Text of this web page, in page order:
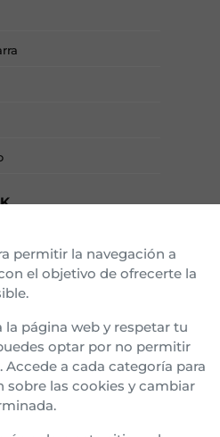
permitir la navegación a
el objetivo de ofrecerte la
la página web y respetar tu
optar por no permitir
a cada categoría para
las cookies y cambiar